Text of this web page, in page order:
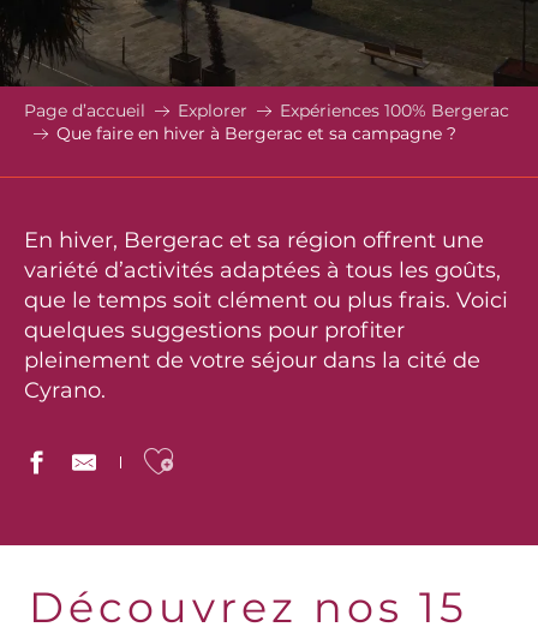
Page d’accueil Explorer
Expériences 100% Bergerac
Que faire en hiver à Bergerac et sa campagne ?
En hiver, Bergerac et sa région offrent une
variété d’activités adaptées à tous les goûts,
que le temps soit clément ou plus frais. Voici
quelques suggestions pour profiter
pleinement de votre séjour dans la cité de
Cyrano.
Ajouter aux favoris
Découvrez nos 15